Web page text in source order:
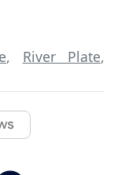
, River Plate,